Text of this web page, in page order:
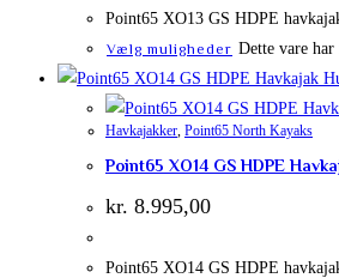
Point65 XO13 GS HDPE
Vælg muligheder Dette vare
Havkajakker Point65 North Kayaks
Point65 XO14 GS HDPE
kr. 8.995,00
Point65 XO14 GS HDPE